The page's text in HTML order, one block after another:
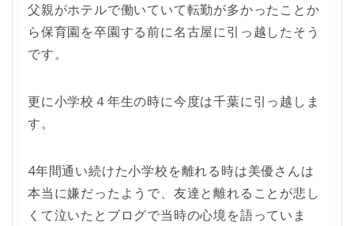
父親がホテルで働いていて転勤が多かったことか
ら保育園を卒園する前に名古屋に引っ越したそう
です。
更に小学校４年生の時に今度は千葉に引っ越しま
す。
4年間通い続けた小学校を離れる時は美優さんは
本当に嫌だったようで、友達と離れることが悲し
くて泣いたとブログで当時の心境を語っていま